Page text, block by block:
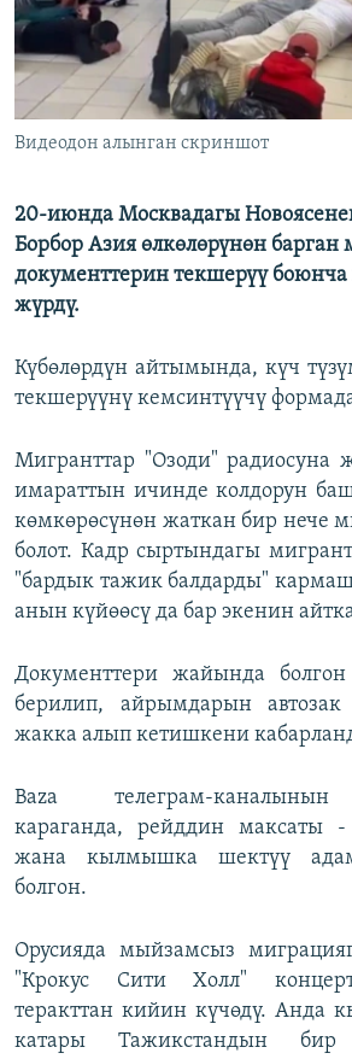
Видеодон алынган скриншот
20-июнда Москвадагы
Борбор Азия өлкөлөрүнөн барган
документтерин текшерүү боюнча
жүрдү.
Күбөлөрдүн айтымында, күч
текшерүүнү кемсинтүүчү
Мигранттар "Озоди" радиосуна
имараттын ичинде колдорун
көмкөрөсүнөн жаткан бир нече
болот. Кадр сыртындагы
"бардык тажик балдарды"
анын күйөөсү да бар экенин
Документтери жайында
берилип, айрымдарын автозак
жакка алып кетишкени
Baza телеграм-
караганда, рейддин максаты
жана кылмышка шектүү
болгон.
Орусияда мыйзамсыз
"Крокус Сити Холл"
теракттан кийин күчөдү. Анда
катары Тажикстандын